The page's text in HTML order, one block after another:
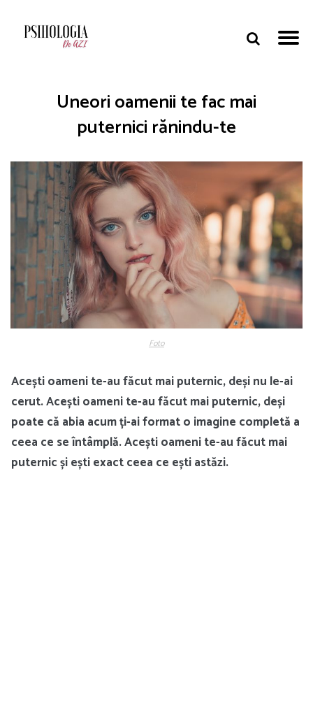
Uneori oamenii te fac mai
puternici rănindu-te
Foto
Acești oameni te-au făcut mai puternic, deși nu le-ai
cerut. Acești oameni te-au făcut mai puternic, deși
poate că abia acum ți-ai format o imagine completă a
ceea ce se întâmplă. Acești oameni te-au făcut mai
puternic și ești exact ceea ce ești astăzi.